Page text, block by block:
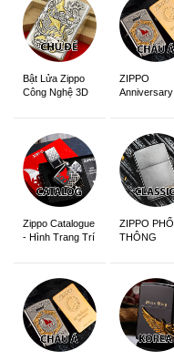
Bật Lửa Zippo
Công Nghệ 3D
ZIPPO
Anniversary
Zippo Catalogue
- Hình Trang Trí
ZIPPO PHỔ
THÔNG